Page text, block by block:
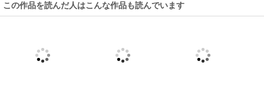
この作品を読んだ人はこんな作品も読んでいます